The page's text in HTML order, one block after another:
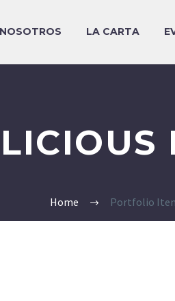
NOSOTROS LA CARTA
Home Portfolio